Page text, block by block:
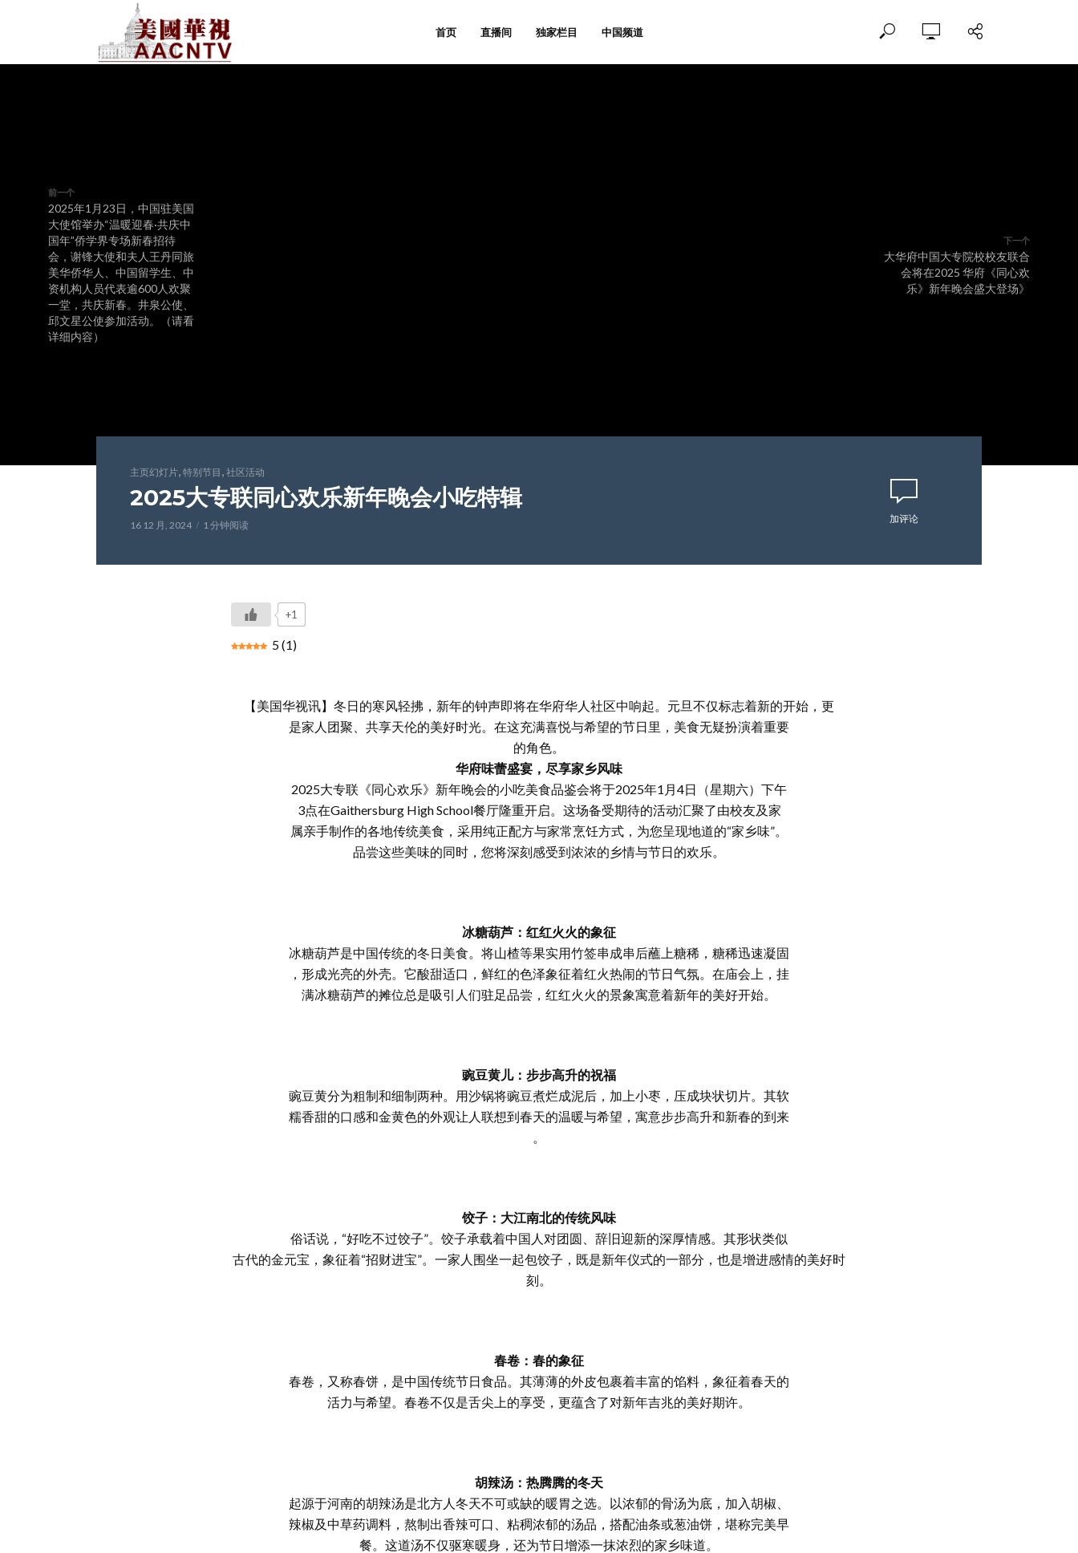
首页 直播间 独家栏目 中国频道
前一个
2025年1月23日，中国驻美国
大使馆举办“温暖迎春·共庆中
国年”侨学界专场新春招待
会，谢锋大使和夫人王丹同旅
美华侨华人、中国留学生、中
资机构人员代表逾600人欢聚
一堂，共庆新春。井泉公使、
邱文星公使参加活动。（请看
详细内容）
下一个
大华府中国大专院校校友联合
会将在2025 华府《同心欢
乐》新年晚会盛大登场》
主页幻灯片, 特别节目 , 社区活动
2025大专联同心欢乐新年晚会小吃特辑
16 12 月, 2024 1 分钟阅读
加评论
+1
5(1)
【美国华视讯】冬日的寒风轻拂，新年的钟声即将在华府华人社区中响起。元旦不仅标志着新的开始，更
是家人团聚、共享天伦的美好时光。在这充满喜悦与希望的节日里，美食无疑扮演着重要
的角色。
华府味蕾盛宴，尽享家乡风味
2025大专联《同心欢乐》新年晚会的小吃美食品鉴会将于2025年1月4日（星期六）下午
3点在Gaithersburg High School餐厅隆重开启。这场备受期待的活动汇聚了由校友及家
属亲手制作的各地传统美食，采用纯正配方与家常烹饪方式，为您呈现地道的“家乡味”。
品尝这些美味的同时，您将深刻感受到浓浓的乡情与节日的欢乐。
冰糖葫芦：红红火火的象征
冰糖葫芦是中国传统的冬日美食。将山楂等果实用竹签串成串后蘸上糖稀，糖稀迅速凝固
，形成光亮的外壳。它酸甜适口，鲜红的色泽象征着红火热闹的节日气氛。在庙会上，挂
满冰糖葫芦的摊位总是吸引人们驻足品尝，红红火火的景象寓意着新年的美好开始。
豌豆黄儿：步步高升的祝福
豌豆黄分为粗制和细制两种。用沙锅将豌豆煮烂成泥后，加上小枣，压成块状切片。其软
糯香甜的口感和金黄色的外观让人联想到春天的温暖与希望，寓意步步高升和新春的到来
。
饺子：大江南北的传统风味
俗话说，“好吃不过饺子”。饺子承载着中国人对团圆、辞旧迎新的深厚情感。其形状类似
古代的金元宝，象征着“招财进宝”。一家人围坐一起包饺子，既是新年仪式的一部分，也是增进感情的美好时
刻。
春卷：春的象征
春卷，又称春饼，是中国传统节日食品。其薄薄的外皮包裹着丰富的馅料，象征着春天的
活力与希望。春卷不仅是舌尖上的享受，更蕴含了对新年吉兆的美好期许。
胡辣汤：热腾腾的冬天
起源于河南的胡辣汤是北方人冬天不可或缺的暖胃之选。以浓郁的骨汤为底，加入胡椒、
辣椒及中草药调料，熬制出香辣可口、粘稠浓郁的汤品，搭配油条或葱油饼，堪称完美早
餐。这道汤不仅驱寒暖身，还为节日增添一抹浓烈的家乡味道。